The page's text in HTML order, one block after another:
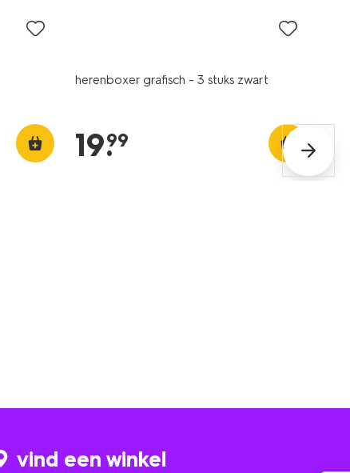
herenboxer grafisch - 3 stuks zwart
19.
99
vind een winkel